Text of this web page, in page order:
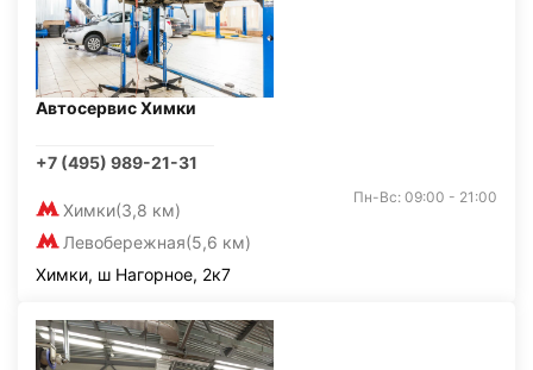
Автосервис Химки
+7 (495) 989-21-31
Химки(3,8 км)
Левобережная(5,6 км)
Пн-Вс: 09:00 - 21:00
Химки, ш Нагорное, 2к7